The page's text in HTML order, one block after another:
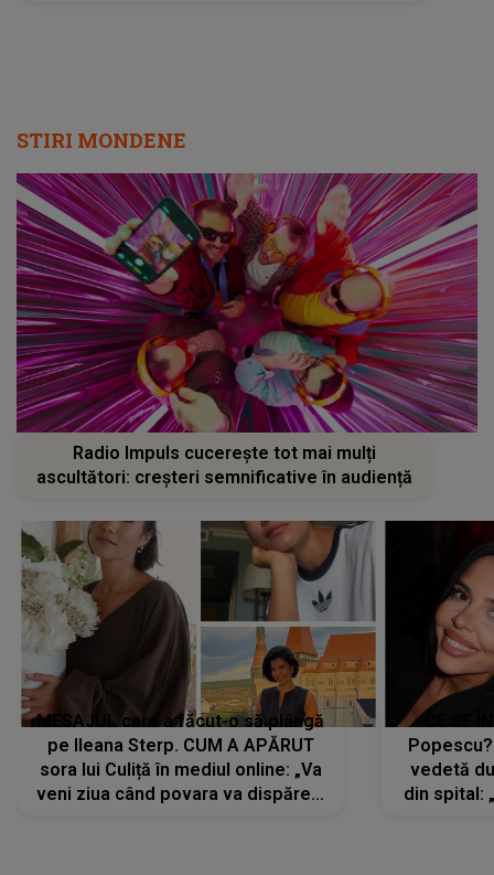
STIRI MONDENE
Radio Impuls cucerește tot mai mulți
ascultători: creșteri semnificative în audiență
MESAJUL care a făcut-o să plângă
pe Ileana Sterp. CUM A APĂRUT
sora lui Culiță în mediul online: „Va
veni ziua când povara va dispărea,
vedetă
din spital: